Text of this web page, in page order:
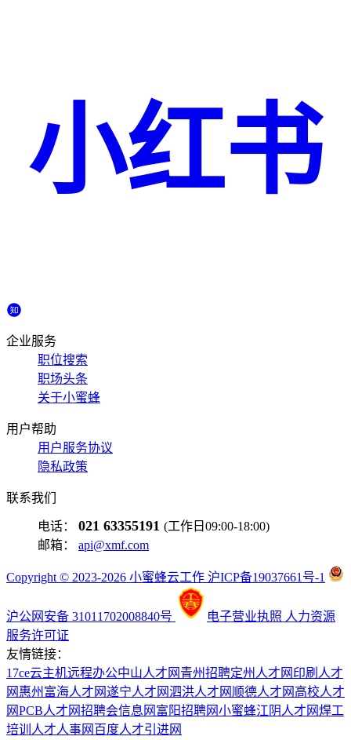
小红书
企业服务
职位搜索
职场头条
关于小蜜蜂
用户帮助
用户服务协议
隐私政策
联系我们
电话： 021 63355191 (工作日09:00-18:00)
邮箱： api@xmf.com
Copyright © 2023-2026 小蜜蜂云工作 沪ICP备19037661号-1
沪公网安备 31011702008840号 电子营业执照 人力资源
服务许可证
友情链接：
17ce云主机远程办公中山人才网 青州招聘定州人才网 印刷人才
网 惠州富海人才网遂宁人才网泗洪人才网 顺德人才网 高校人才
网PCB人才网招聘会信息网 富阳招聘网小蜜蜂江阴人才网焊工
培训 人才人事网 百度人才引进网